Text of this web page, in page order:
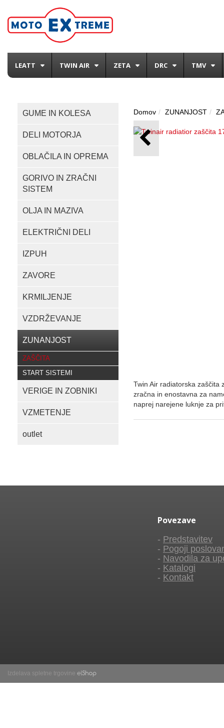
LEATT TWIN AIR ZETA DRC TMV
GUME IN KOLESA
DELI MOTORJA
OBLAČILA IN OPREMA
GORIVO IN ZRAČNI
SISTEM
OLJA IN MAZIVA
ELEKTRIČNI DELI
IZPUH
ZAVORE
KRMILJENJE
VZDRŽEVANJE
ZUNANJOST
ZAŠČITA
START SISTEMI
VERIGE IN ZOBNIKI
VZMETENJE
outlet
Domov ZUNANJOST
Twin Air radiatorska zaščita
zračna in enostavna za
naprej narejene luknje za
Povezave
- Predstavitev
- Pogoji
- Navodila za
- Katalogi
- Kontakt
Izdelava spletne trgovine